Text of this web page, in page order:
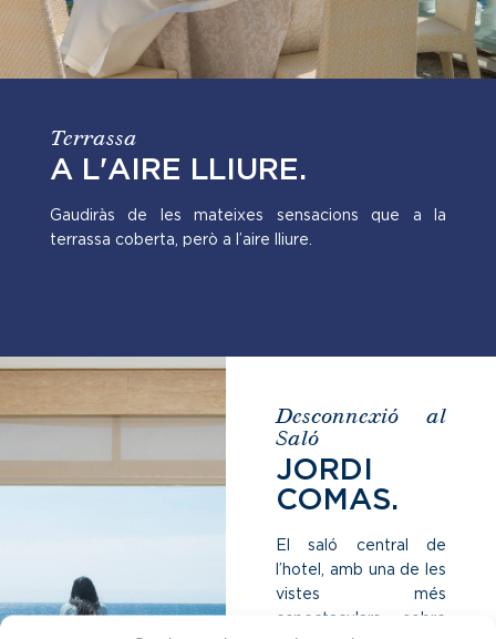
Terrassa
A L'AIRE LLIURE.
Gaudiràs de les mateixes sensacions que a la
terrassa coberta, però a l’aire lliure.
Desconnexió al
Saló
JORDI
COMAS.
El saló central de
l’hotel, amb una de les
vistes més
espectaculars sobre